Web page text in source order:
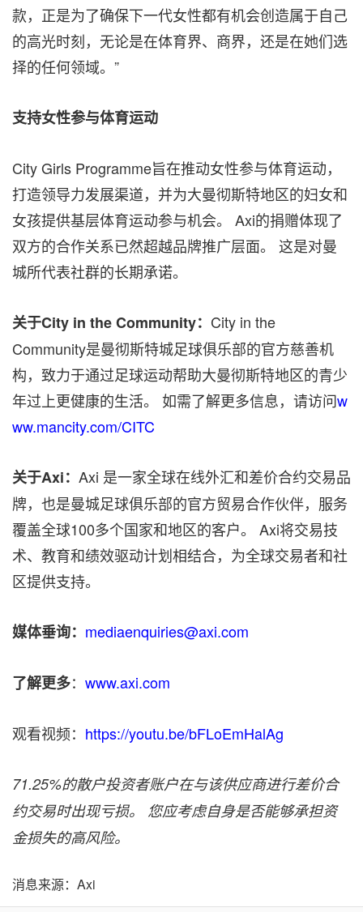
款，正是为了确保下一代女性都有机会创造属于自己
的高光时刻，无论是在体育界、商界，还是在她们选
择的任何领域。”
支持女性参与体育运动
City Girls Programme旨在推动女性参与体育运动，
打造领导力发展渠道，并为大曼彻斯特地区的妇女和
女孩提供基层体育运动参与机会。 Axi的捐赠体现了
双方的合作关系已然超越品牌推广层面。 这是对曼
城所代表社群的长期承诺。
关于City in the Community： City in the
Community是曼彻斯特城足球俱乐部的官方慈善机
构，致力于通过足球运动帮助大曼彻斯特地区的青少
年过上更健康的生活。 如需了解更多信息，请访问w
ww.mancity.com/CITC
关于Axi： Axi 是一家全球在线外汇和差价合约交易品
牌，也是曼城足球俱乐部的官方贸易合作伙伴，服务
覆盖全球100多个国家和地区的客户。 Axi将交易技
术、教育和绩效驱动计划相结合，为全球交易者和社
区提供支持。
媒体垂询： mediaenquiries@axi.com
了解更多： www.axi.com
观看视频： https://youtu.be/bFLoEmHalAg
71.25%的散户投资者账户在与该供应商进行差价合
约交易时出现亏损。 您应考虑自身是否能够承担资
金损失的高风险。
消息来源：Axi